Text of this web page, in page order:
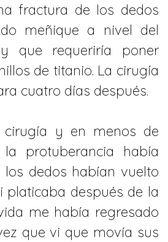
fractura de los dedos
meñique a nivel del
que requeriría poner
de titanio. La cirugía
cuatro días después.
y en menos de
protuberancia había
los dedos habían vuelto
platicaba después de la
me había regresado
que vi que movía sus